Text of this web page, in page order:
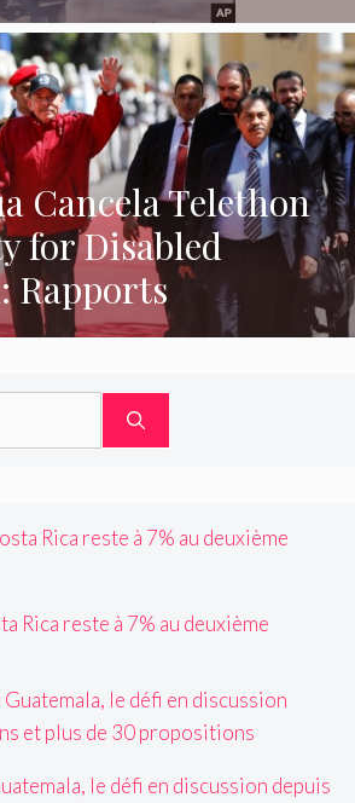
Cancela Telethon
for Disabled
Rapports
Rica reste à 7% au deuxième
le défi en discussion depuis